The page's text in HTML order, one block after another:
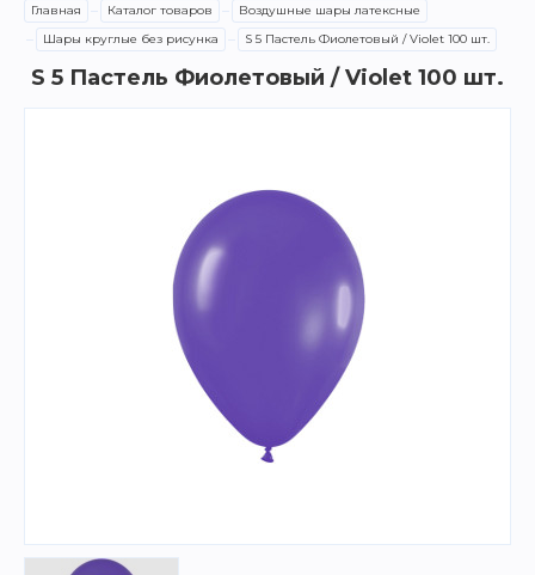
Главная Каталог товаров
Воздушные шары латексные
Шары круглые без рисунка
S 5 Пастель Фиолетовый / Violet 100 шт.
S 5 Пастель Фиолетовый / Violet 100 шт.